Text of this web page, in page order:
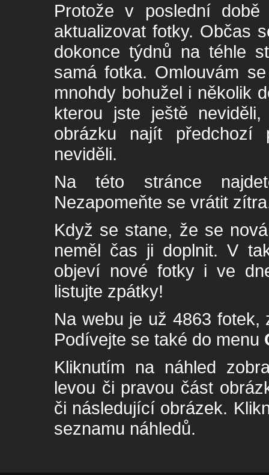
Protože v poslední
aktualizovat fotky. Občas
dokonce týdnů na téhle
samá fotka. Omlouvám
mnohdy bohužel i několik
kterou jste ještě
obrázku najít
neviděli.
Na této stránce
Nezapomeňte se vrátit
Když se stane, že se
neměl čas ji doplnit. V
objeví nové fotky i ve
listujte zpátky!
Na webu je už 4863
Podívejte se také do menu
Kliknutím na náhled
levou či pravou část
či následující obrázek.
seznamu náhledů.